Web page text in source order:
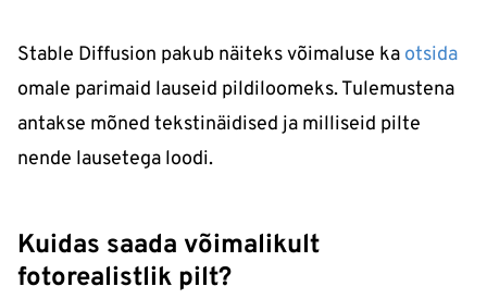
Stable Diffusion pakub näiteks võimaluse ka otsida
omale parimaid lauseid pildiloomeks. Tulemustena
antakse mõned tekstinäidised ja milliseid pilte
nende lausetega loodi.
Kuidas saada võimalikult
fotorealistlik pilt?